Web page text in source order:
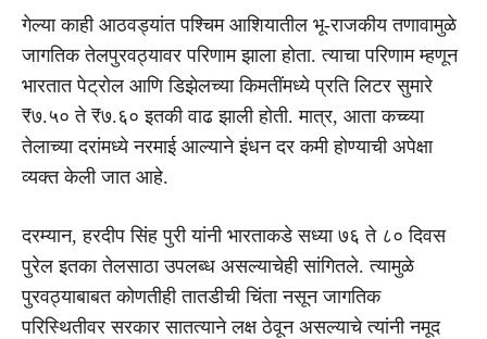
गेल्या काही आठवड्यांत पश्चिम आशियातील भू-राजकीय तणावामुळे
जागतिक तेलपुरवठ्यावर परिणाम झाला होता. त्याचा परिणाम म्हणून
भारतात पेट्रोल आणि डिझेलच्या किमतींमध्ये प्रति लिटर सुमारे
₹७.५० ते ₹७.६० इतकी वाढ झाली होती. मात्र, आता कच्च्या
तेलाच्या दरांमध्ये नरमाई आल्याने इंधन दर कमी होण्याची अपेक्षा
व्यक्त केली जात आहे.
दरम्यान, हरदीप सिंह पुरी यांनी भारताकडे सध्या ७६ ते ८० दिवस
पुरेल इतका तेलसाठा उपलब्ध असल्याचेही सांगितले. त्यामुळे
पुरवठ्याबाबत कोणतीही तातडीची चिंता नसून जागतिक
परिस्थितीवर सरकार सातत्याने लक्ष ठेवून असल्याचे त्यांनी नमूद